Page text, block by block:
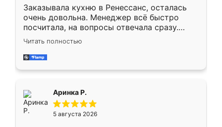
Заказывала кухню в Ренессанс, осталась
очень довольна. Менеджер всё быстро
посчитала, на вопросы отвечала сразу.
Замерщик приехал в субботу, подошёл к
делу со всей ответственностью. Собрали
за день, ребята работали аккуратно, даже
Читать полностью
Аринка Р.
5 августа 2026